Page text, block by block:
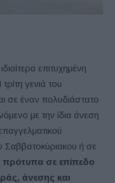
επιτυχημένη
γενιά του
σε έναν πολυδιάστατο
με την ίδια άνεση
ή σε
πρότυπα σε επίπεδο
άνεσης και